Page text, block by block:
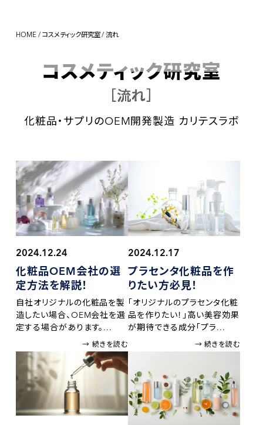
HOME / コスメティック研究室 / 流れ
コスメティック研究室
［流れ］
化粧品・サプリのOEM開発製造 カリテスラボ
2024.12.24
化粧品OEM会社の選
定方法を解説！
自社オリジナルの化粧品を製
造したい場合、OEM会社を選
定する場合があります。...
→ 続きを読む
2024.12.17
プラセンタ化粧品を作
りたい方必見！
「オリジナルのプラセンタ化粧
品を作りたい！」高い美容効果
が期待できる成分「プラ...
→ 続きを読む